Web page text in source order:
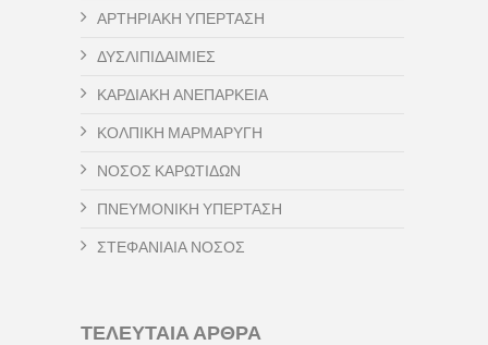
ΑΡΤΗΡΙΑΚΗ ΥΠΕΡΤΑΣΗ
ΔΥΣΛΙΠΙΔΑΙΜΙΕΣ
ΚΑΡΔΙΑΚΗ ΑΝΕΠΑΡΚΕΙΑ
ΚΟΛΠΙΚΗ ΜΑΡΜΑΡΥΓΗ
ΝΟΣΟΣ ΚΑΡΩΤΙΔΩΝ
ΠΝΕΥΜΟΝΙΚΗ ΥΠΕΡΤΑΣΗ
ΣΤΕΦΑΝΙΑΙΑ ΝΟΣΟΣ
ΤΕΛΕΥΤΑΙΑ ΑΡΘΡΑ